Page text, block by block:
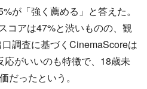
が「強く薦める」と答えた。
コアは47%と渋いものの、観
調査に基づくCinemaScoreは
応がいいのも特徴で、18歳未
だったという。